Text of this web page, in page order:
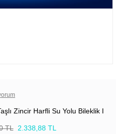
Zincir Harfli Su Yolu Bileklik I
TL 2.338,88 TL